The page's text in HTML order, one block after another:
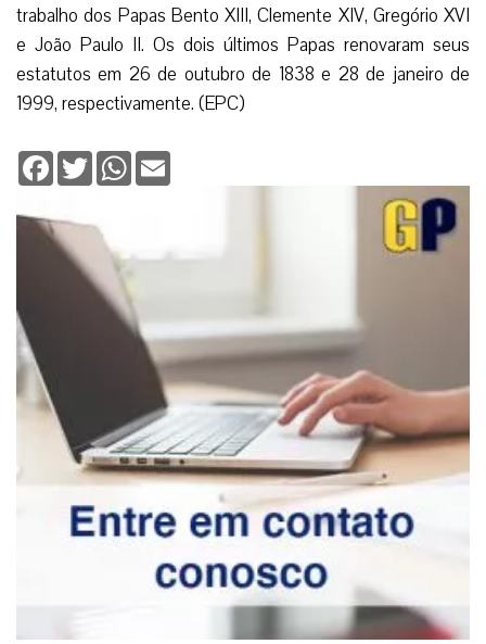
trabalho dos Papas Bento XIII, Clemente XIV, Gregório XVI
e João Paulo II. Os dois últimos Papas renovaram seus
estatutos em 26 de outubro de 1838 e 28 de janeiro de
1999, respectivamente. (EPC)
Facebook
TwitterWhatsApp